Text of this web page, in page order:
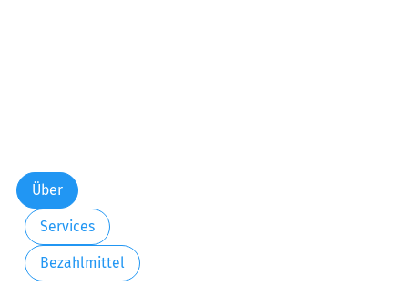
Über
Services
Bezahlmittel